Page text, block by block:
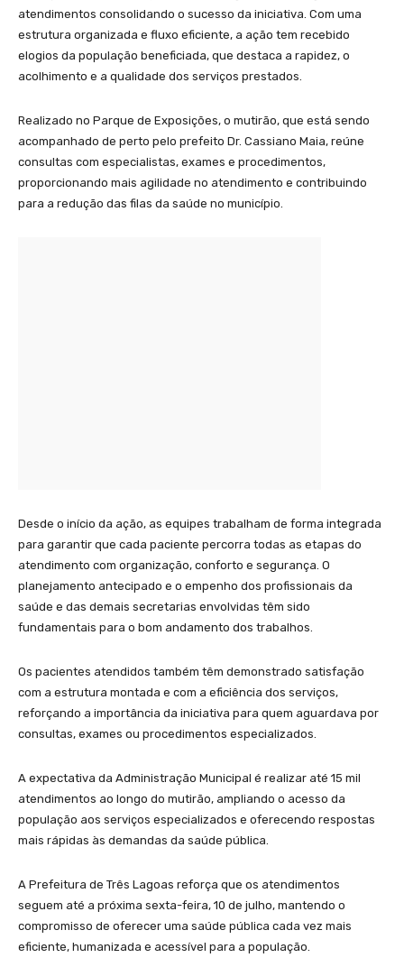
atendimentos consolidando o sucesso da iniciativa. Com uma
estrutura organizada e fluxo eficiente, a ação tem recebido
elogios da população beneficiada, que destaca a rapidez, o
acolhimento e a qualidade dos serviços prestados.
Realizado no Parque de Exposições, o mutirão, que está sendo
acompanhado de perto pelo prefeito Dr. Cassiano Maia, reúne
consultas com especialistas, exames e procedimentos,
proporcionando mais agilidade no atendimento e contribuindo
para a redução das filas da saúde no município.
Desde o início da ação, as equipes trabalham de forma integrada
para garantir que cada paciente percorra todas as etapas do
atendimento com organização, conforto e segurança. O
planejamento antecipado e o empenho dos profissionais da
saúde e das demais secretarias envolvidas têm sido
fundamentais para o bom andamento dos trabalhos.
Os pacientes atendidos também têm demonstrado satisfação
com a estrutura montada e com a eficiência dos serviços,
reforçando a importância da iniciativa para quem aguardava por
consultas, exames ou procedimentos especializados.
A expectativa da Administração Municipal é realizar até 15 mil
atendimentos ao longo do mutirão, ampliando o acesso da
população aos serviços especializados e oferecendo respostas
mais rápidas às demandas da saúde pública.
A Prefeitura de Três Lagoas reforça que os atendimentos
seguem até a próxima sexta-feira, 10 de julho, mantendo o
compromisso de oferecer uma saúde pública cada vez mais
eficiente, humanizada e acessível para a população.